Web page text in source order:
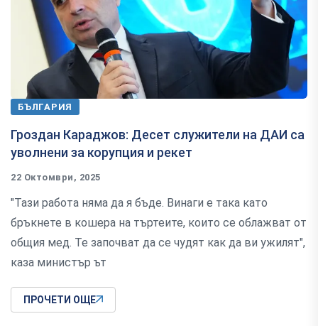
БЪЛГАРИЯ
Гроздан Караджов: Десет служители на ДАИ са
уволнени за корупция и рекет
22 Октомври, 2025
"Тази работа няма да я бъде. Винаги е така като
бръкнете в кошера на търтеите, които се облажват от
общия мед. Те започват да се чудят как да ви ужилят",
каза министър ът
ПРОЧЕТИ ОЩЕ